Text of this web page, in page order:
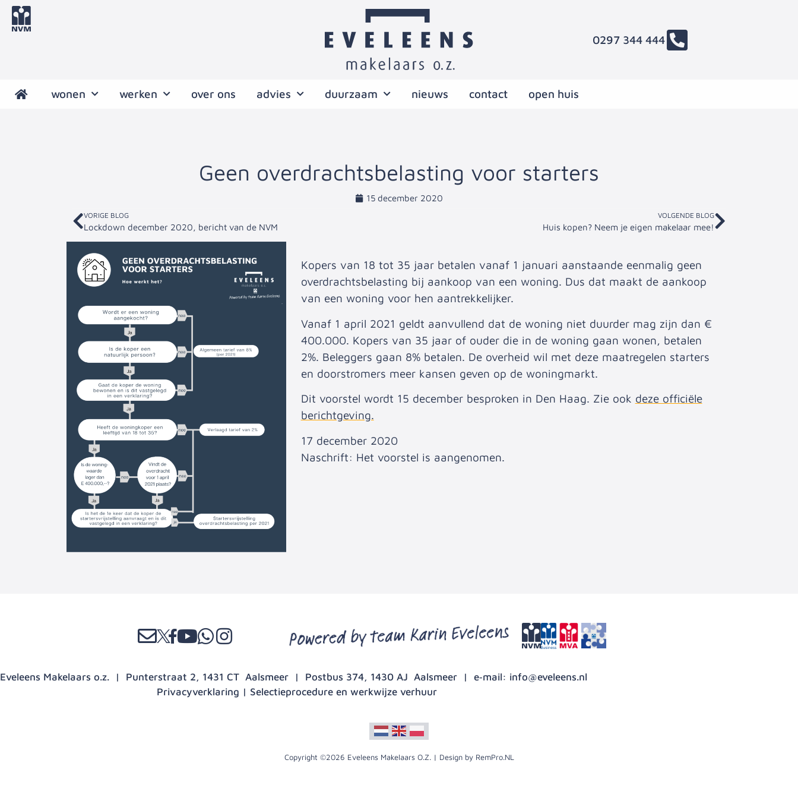
0297 344 444
wonen werken over ons advies duurzaam nieuws contact open huis
Geen overdrachtsbelasting voor starters
15 december 2020
VORIGE BLOG
Lockdown december 2020, bericht van de NVM
VOLGENDE BLOG
Huis kopen? Neem je eigen makelaar mee!
Kopers van 18 tot 35 jaar betalen vanaf 1 januari aanstaande eenmalig geen
overdrachtsbelasting bij aankoop van een woning. Dus dat maakt de aankoop
van een woning voor hen aantrekkelijker.
Vanaf 1 april 2021 geldt aanvullend dat de woning niet duurder mag zijn dan €
400.000. Kopers van 35 jaar of ouder die in de woning gaan wonen, betalen
2%. Beleggers gaan 8% betalen. De overheid wil met deze maatregelen starters
en doorstromers meer kansen geven op de woningmarkt.
Dit voorstel wordt 15 december besproken in Den Haag. Zie ook deze officiële
berichtgeving.
17 december 2020
Naschrift: Het voorstel is aangenomen.
Eveleens Makelaars o.z. | Punterstraat 2, 1431 CT Aalsmeer | Postbus 374, 1430 AJ Aalsmeer | e‑mail: info@eveleens.nl
Privacyverklaring | Selectieprocedure en werkwijze verhuur
Copyright ©2026 Eveleens Makelaars O.Z. | Design by RemPro.NL